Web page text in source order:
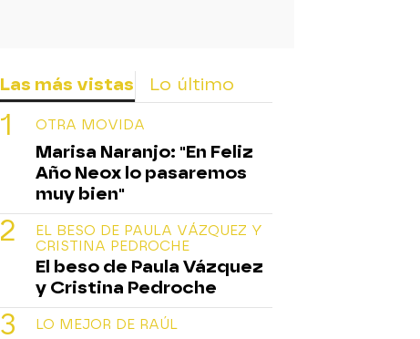
Las más vistas Lo último
OTRA MOVIDA
Marisa Naranjo: "En Feliz
Año Neox lo pasaremos
muy bien"
EL BESO DE PAULA VÁZQUEZ Y
CRISTINA PEDROCHE
El beso de Paula Vázquez
y Cristina Pedroche
LO MEJOR DE RAÚL